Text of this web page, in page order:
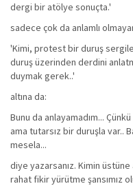
dergi bir atölye sonuçta.'
sadece çok da anlamlı
'Kimi, protest bir duruş
duruş üzerinden derdini
duymak gerek..'
altına da:
Bunu da anlayamadım...
ama tutarsız bir duruşla var..
mesela...
diye yazarsanız. Kimin üstüne
rahat fikir yürütme şansımız